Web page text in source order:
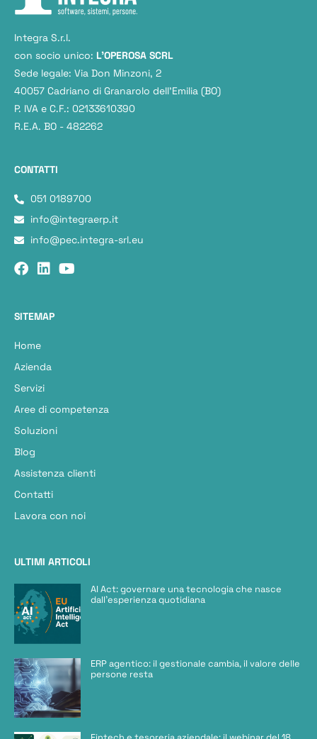
Integra S.r.l.
con socio unico: L'OPEROSA SCRL
Sede legale: Via Don Minzoni, 2
40057 Cadriano di Granarolo dell’Emilia (BO)
P. IVA e C.F.: 02133610390
R.E.A. BO - 482262
CONTATTI
051 0189700
info@integraerp.it
info@pec.integra-srl.eu
SITEMAP
Home
Azienda
Servizi
Aree di competenza
Soluzioni
Blog
Assistenza clienti
Contatti
Lavora con noi
ULTIMI ARTICOLI
AI Act: governare una tecnologia che nasce
dall’esperienza quotidiana
ERP agentico: il gestionale cambia, il valore delle
persone resta